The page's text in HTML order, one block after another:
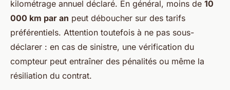
kilométrage annuel déclaré. En général, moins de 10
000 km par an peut déboucher sur des tarifs
préférentiels. Attention toutefois à ne pas sous-
déclarer : en cas de sinistre, une vérification du
compteur peut entraîner des pénalités ou même la
résiliation du contrat.